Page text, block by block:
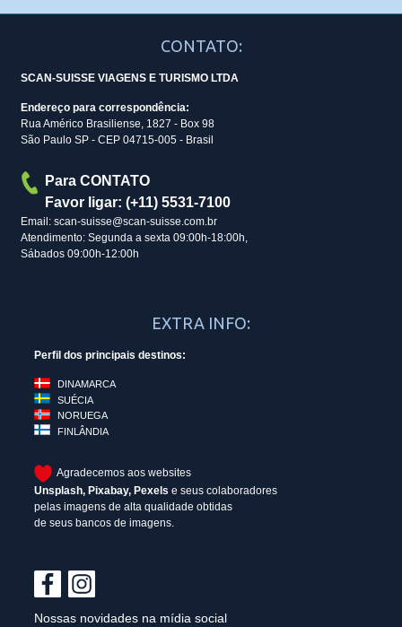
CONTATO:
SCAN-SUISSE VIAGENS E TURISMO LTDA
Endereço para correspondência:
Rua Américo Brasiliense, 1827 - Box 98
São Paulo SP - CEP 04715-005 - Brasil
Para CONTATO
Favor ligar: (+11) 5531-7100
Email: scan-suisse@scan-suisse.com.br
Atendimento: Segunda a sexta 09:00h-18:00h,
Sábados 09:00h-12:00h
EXTRA INFO:
Perfil dos principais destinos:
DINAMARCA
SUÉCIA
NORUEGA
FINLÂNDIA
Agradecemos aos websites
Unsplash, Pixabay, Pexels e seus colaboradores
pelas imagens de alta qualidade obtidas
de seus bancos de imagens.
Nossas novidades na mídia social